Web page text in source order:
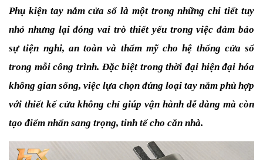
Phụ kiện tay nắm cửa sổ là một trong những chi tiết tuy
nhỏ nhưng lại đóng vai trò thiết yếu trong việc đảm bảo
sự tiện nghi, an toàn và thẩm mỹ cho hệ thống cửa sổ
trong mỗi công trình. Đặc biệt trong thời đại hiện đại hóa
không gian sống, việc lựa chọn đúng loại tay nắm phù hợp
với thiết kế cửa không chỉ giúp vận hành dễ dàng mà còn
tạo điểm nhấn sang trọng, tinh tế cho căn nhà.